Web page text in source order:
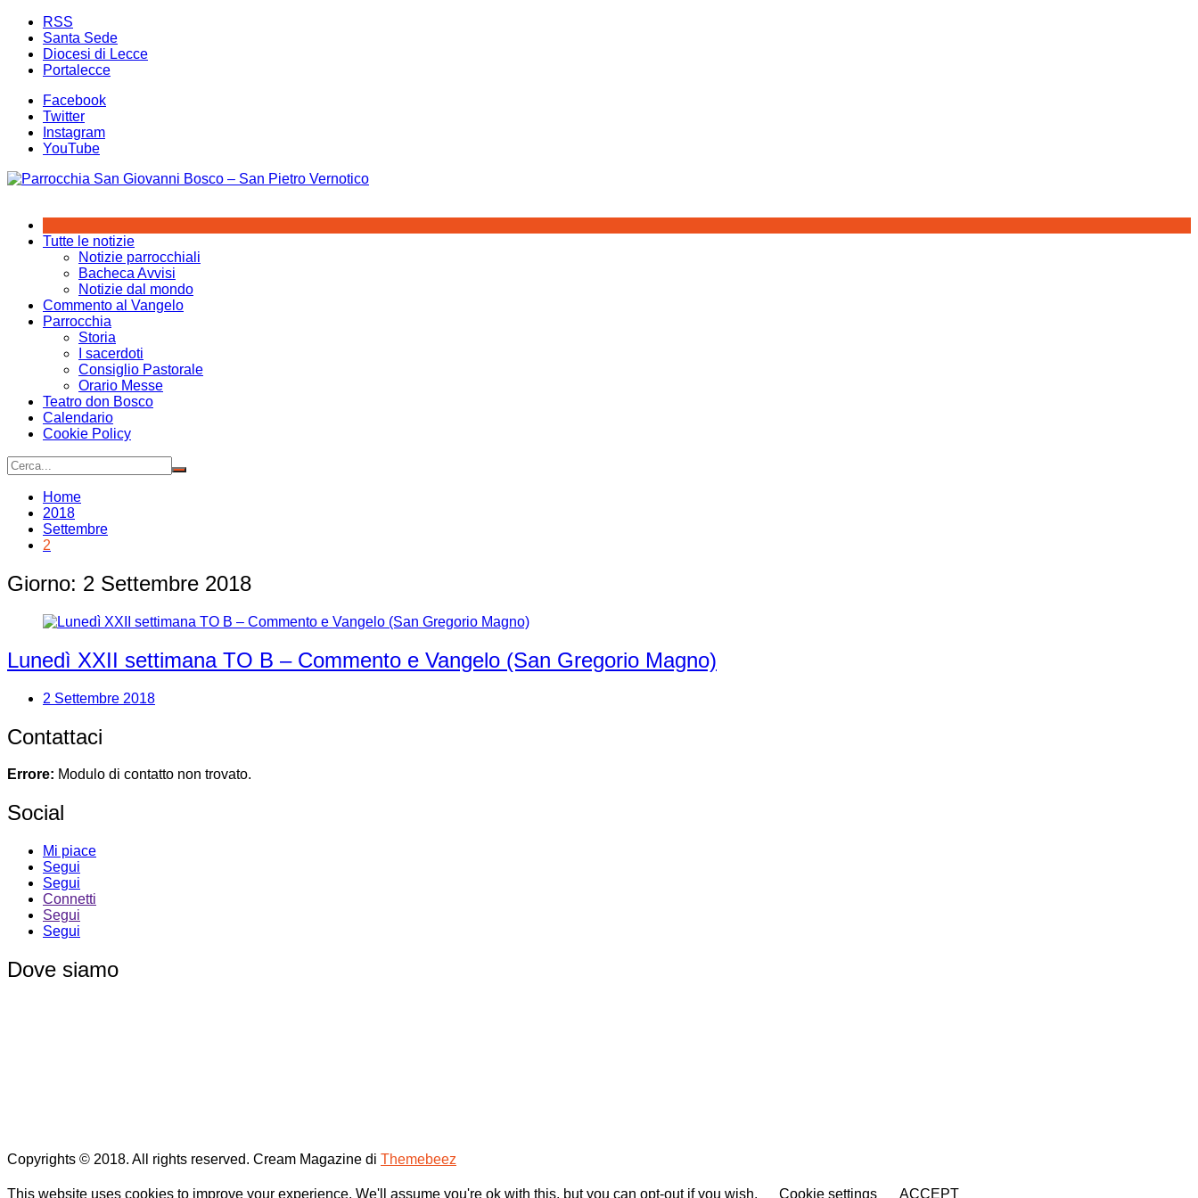
Salta
contenuto
RSS
Santa Sede
Diocesi di Lecce
Portalecce
Facebook
Twitter
Instagram
YouTube
Tutte le notizie
Notizie parrocchiali
Bacheca Avvisi
Notizie dal mondo
Commento al Vangelo
Parrocchia
Storia
I sacerdoti
Consiglio Pastorale
Orario Messe
Teatro don Bosco
Calendario
Cookie Policy
Home
2018
Settembre
2
Giorno: 2 Settembre 2018
Lunedì XXII settimana TO B – Commento e Vangelo (San Gregorio Magno)
2 Settembre 2018
Contattaci
Errore: Modulo di contatto non trovato.
Social
Mi piace
Segui
Segui
Connetti
Segui
Segui
Dove siamo
Copyrights © 2018. All rights reserved. Cream Magazine di Themebeez
This website uses cookies to improve your experience. We'll assume you're ok with this, but you can opt-out if you wish. Cookie settings ACCEPT